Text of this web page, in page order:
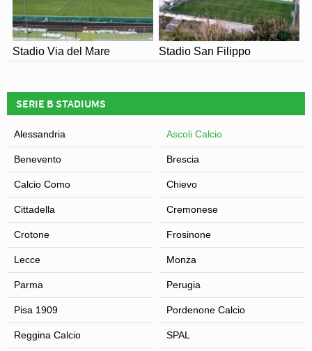
Stadio Via del Mare Stadio San Filippo
SERIE B STADIUMS
Alessandria Ascoli Calcio
Benevento Brescia
Calcio Como Chievo
Cittadella Cremonese
Crotone Frosinone
Lecce Monza
Parma Perugia
Pisa 1909 Pordenone Calcio
Reggina Calcio SPAL